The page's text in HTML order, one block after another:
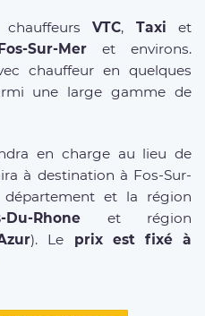
chauffeursVTC, Taxi et
Sur-Mer et environs.
chauffeur en quelques
une large gamme de
en charge au lieu de
à destination à Fos-Sur-
et la région
Du-Rhone et région
). Le prix est fixé à